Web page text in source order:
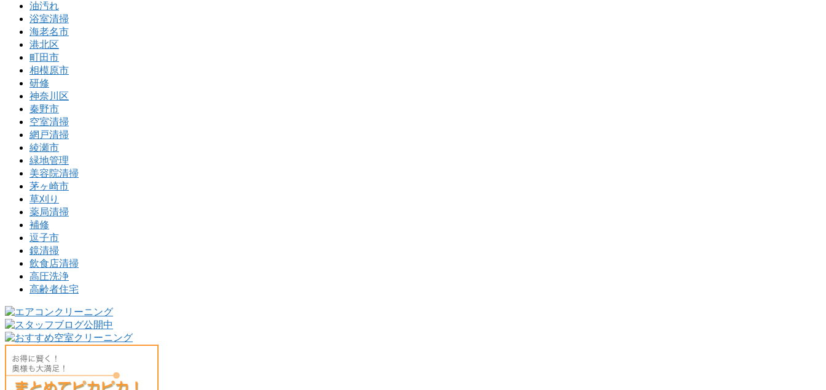
油汚れ
浴室清掃
海老名市
港北区
町田市
相模原市
研修
神奈川区
秦野市
空室清掃
網戸清掃
綾瀬市
緑地管理
美容院清掃
茅ヶ崎市
草刈り
薬局清掃
補修
逗子市
鏡清掃
飲食店清掃
高圧洗浄
高齢者住宅